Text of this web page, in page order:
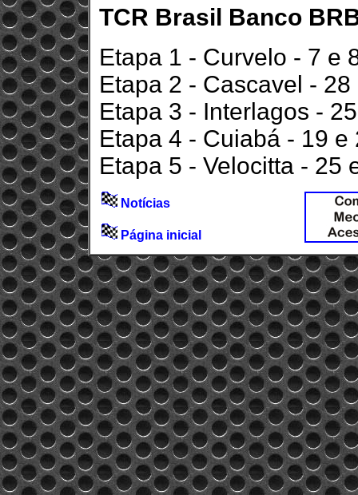
TCR Brasil Banco
Etapa 1 - Curvelo - 7 e
Etapa 2 - Cascavel -
Etapa 3 - Interlagos -
Etapa 4 - Cuiabá - 19 e
Etapa 5 - Velocitta - 25
Notícias
Página inicial